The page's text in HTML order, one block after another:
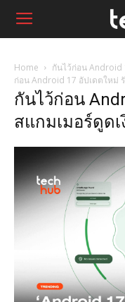
Home กันไว้ก่อน Android
ก่อน Android 17 อัปเดตใหม่
กันไว้ก่อน
สแกมเมอร์ดูดเ